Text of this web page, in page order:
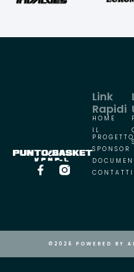
Link
Rapidi
HOME
IL
PROGETTO
SPONSOR
CONTATTI
©2026 POWERED BY